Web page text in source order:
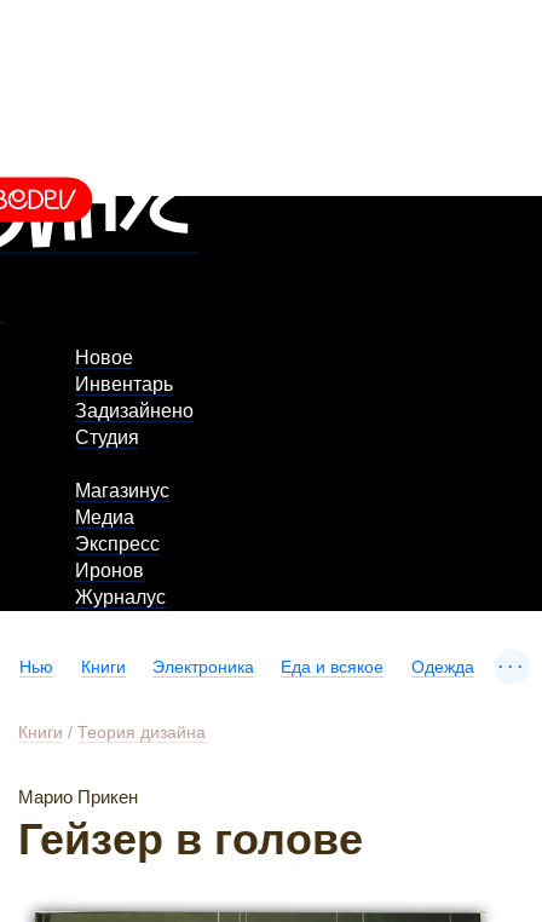
Новое
Инвентарь
Задизайнено
Студия
Магазинус
Медиа
Экспресс
Иронов
Журналус
Нью Книги Электроника Еда и всякое Одежда ...
Книги / Теория дизайна
Марио Прикен
Гейзер в голове